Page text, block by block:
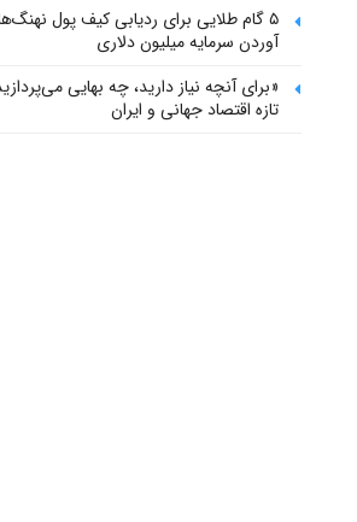
۵ گام طلایی برای ردیابی کیف پول‌
آوردن سرمایه میلیون دلاری
«برای آنچه نیاز دارید، چه بهایی
تازه اقتصاد جهانی و ایران